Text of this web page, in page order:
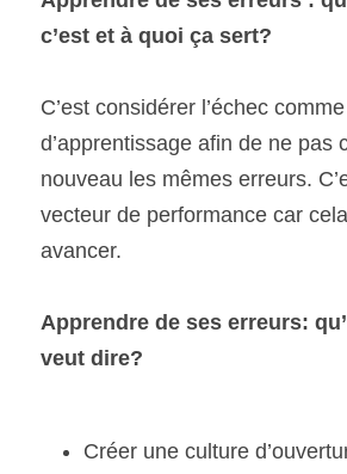
c’est et à quoi ça sert?
C’est considérer l’échec
d’apprentissage afin de ne pas
nouveau les mêmes erreurs.
vecteur de performance car
avancer.
Apprendre de ses erreurs:
veut dire?
Créer une culture